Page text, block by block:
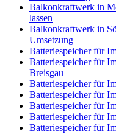
Balkonkraftwerk in
lassen
Balkonkraftwerk in
Umsetzung
Batteriespeicher für
Batteriespeicher für
Breisgau
Batteriespeicher für
Batteriespeicher für
Batteriespeicher für
Batteriespeicher für
Batteriespeicher für